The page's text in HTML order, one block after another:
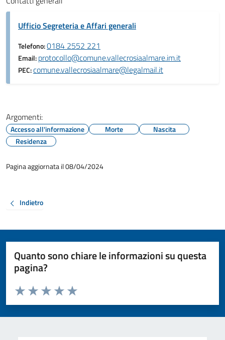
Ufficio Segreteria e Affari generali
Telefono:0184 2552 221
Email:protocollo@comune.vallecrosiaalmare.im.it
PEC:comune.vallecrosiaalmare@legalmail.it
Argomenti:
Accesso all'informazione Morte
Nascita
Residenza
Pagina aggiornata il 08/04/2024
Indietro
Quanto sono chiare le informazioni su questa
pagina?
Valuta da 1 a 5 stelle la pagina
Valuta 5 stelle su 5
Valuta 4 stelle su 5
Valuta 3 stelle su 5
Valuta 2 stelle su 5
Valuta 1 stelle su 5